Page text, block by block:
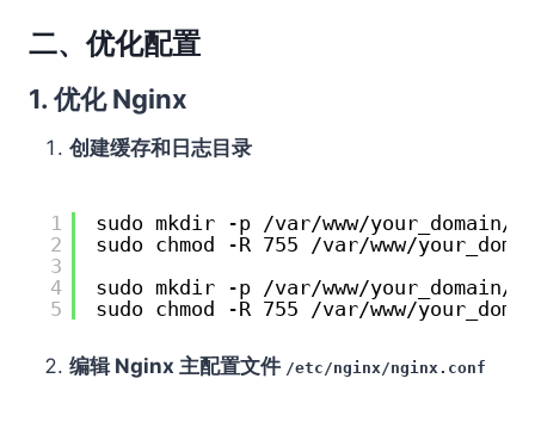
二、优化配置
1. 优化 Nginx
创建缓存和日志目录
1
2
3
4
5
sudo mkdir -p /var/www/your_domain/
sudo chmod -R 755 /var/www/
sudo mkdir -p /var/www/your_domain/
sudo chmod -R 755 /var/www/
编辑 Nginx 主配置文件 /etc/nginx/nginx.conf